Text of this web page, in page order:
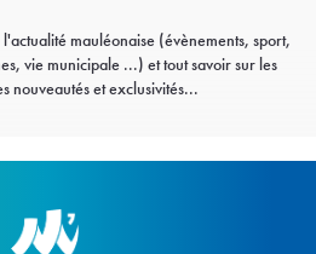
mauléonaise (évènements, sport,
vie municipale ...) et tout savoir sur les
nouveautés et exclusivités...